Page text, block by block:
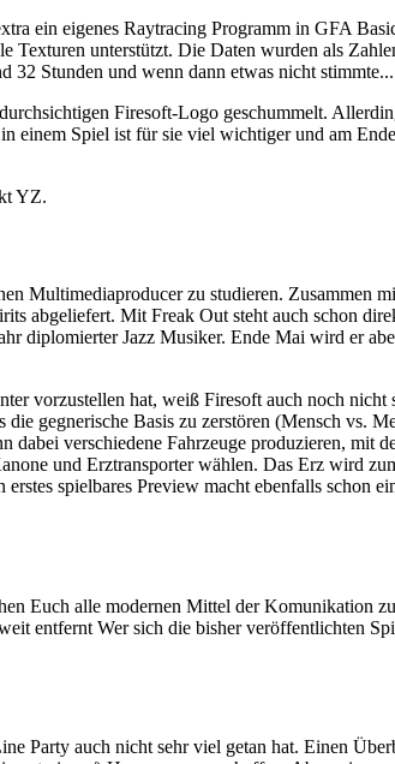
ein eigenes Raytracing Programm in GFA
unterstützt. Die Daten wurden als
32 Stunden und wenn dann etwas nicht stimmte...
Firesoft-Logo geschummelt.
Spiel ist für sie viel wichtiger und am
YZ.
Multimediaproducer zu studieren. Zusammen
abgeliefert. Mit Freak Out steht auch schon
diplomierter Jazz Musiker. Ende Mai wird er
vorzustellen hat, weiß Firesoft auch noch nicht
gegnerische Basis zu zerstören (Mensch vs.
verschiedene Fahrzeuge produzieren, mit
und Erztransporter wählen. Das Erz wird
spielbares Preview macht ebenfalls schon
Euch alle modernen Mittel der Komunikation
entfernt Wer sich die bisher veröffentlichten
Party auch nicht sehr viel getan hat. Einen